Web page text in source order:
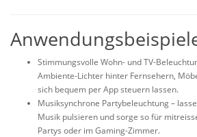
Stimmungsvolle Wohn- und TV-
Ambiente-Lichter hinter Fernsehern,
sich bequem per App steuern lassen.
Musiksynchrone Partybeleuchtung –
Musik pulsieren und sorge so für
Partys oder im Gaming-Zimmer.